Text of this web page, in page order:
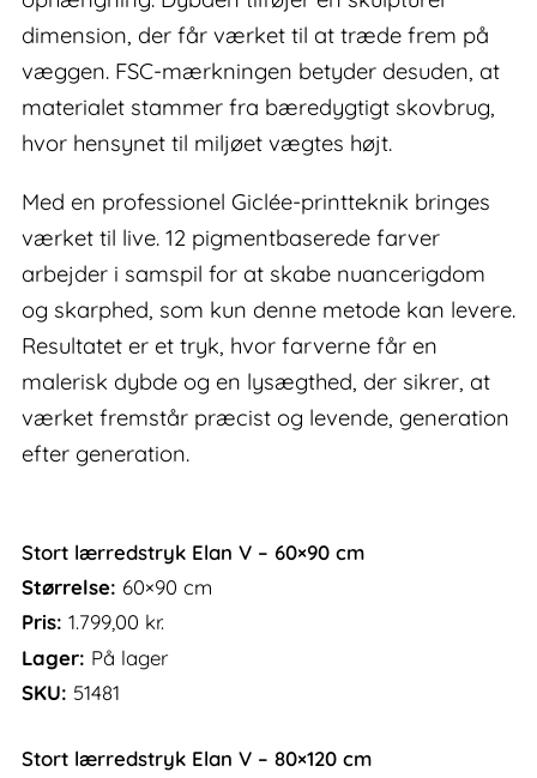
dimension, der får værket til at træde frem på
væggen. FSC-mærkningen betyder desuden, at
materialet stammer fra bæredygtigt skovbrug,
hvor hensynet til miljøet vægtes højt.
Med en professionel Giclée-printteknik bringes
værket til live. 12 pigmentbaserede farver
arbejder i samspil for at skabe nuancerigdom
og skarphed, som kun denne metode kan levere.
Resultatet er et tryk, hvor farverne får en
malerisk dybde og en lysægthed, der sikrer, at
værket fremstår præcist og levende, generation
efter generation.
Stort lærredstryk Elan V – 60×90 cm
Størrelse: 60×90 cm
Pris: 1.799,00 kr.
Lager: På lager
SKU: 51481
Stort lærredstryk Elan V – 80×120 cm